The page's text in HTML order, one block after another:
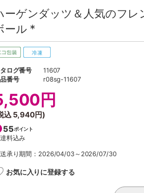
ーゲンダッツ＆人気のフ
ール *
ログ番号
11607
番号
r08sg-11607
円
込 5,940円)
55ポイント
料込み
承り期間：2026/04/03～2026/07/30
お気に入りに登録する